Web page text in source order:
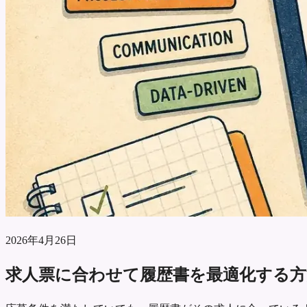
2026年4月26日
求人票に合わせて履歴書を最適化する